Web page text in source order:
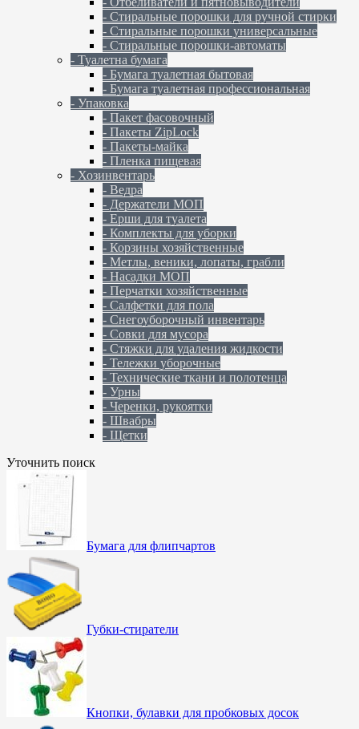
- Стиральные порошки для ручной стирки
- Стиральные порошки универсальные
- Стиральные порошки-автоматы
- Туалетна бумага
- Бумага туалетная бытовая
- Бумага туалетная профессиональная
- Упаковка
- Пакет фасовочный
- Пакеты ZipLock
- Пакеты-майка
- Пленка пищевая
- Хозинвентарь
- Ведра
- Держатели МОП
- Ерши для туалета
- Комплекты для уборки
- Корзины хозяйственные
- Метлы, веники, лопаты, грабли
- Насадки МОП
- Перчатки хозяйственные
- Салфетки для пола
- Снегоуборочный инвентарь
- Совки для мусора
- Стяжки для удаления жидкости
- Тележки уборочные
- Технические ткани и полотенца
- Урны
- Черенки, рукоятки
- Швабры
- Щетки
Уточнить поиск
Бумага для флипчартов
Губки-стиратели
Кнопки, булавки для пробковых досок